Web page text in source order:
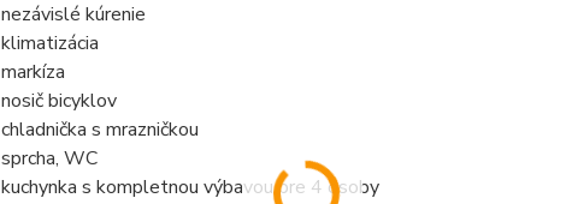
nezávislé kúrenie
klimatizácia
markíza
nosič bicyklov
chladnička s mrazničkou
sprcha, WC
kuchynka s kompletnou výbavou pre 4 osoby